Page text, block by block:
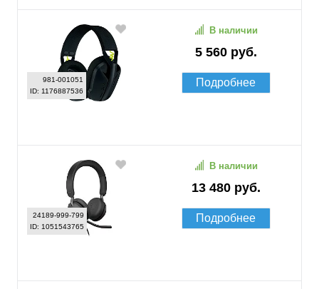
981-001051
ID: 1176887536
5 560 руб.
В наличии
Подробнее
24189-999-799
ID: 1051543765
13 480 руб.
В наличии
Подробнее